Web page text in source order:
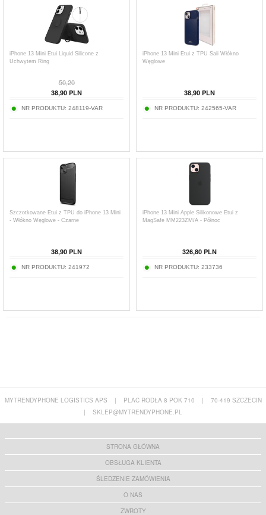
iPhone 13 Mini Etui Liquid Silicone z
Uchwytem Ring
50,20
38,90 PLN
NR PRODUKTU: 248119-VAR
iPhone 13 Mini Etui z TPU Saii Włókno
Węglowe
38,90 PLN
NR PRODUKTU: 242565-VAR
Szczotkowane Etui z TPU do iPhone 13 Mini
- Włókno Węglowe - Czarne
38,90 PLN
NR PRODUKTU: 241972
iPhone 13 Mini Apple Silikonowe Etui z
MagSafe MM223ZM/A - Północ
326,80 PLN
NR PRODUKTU: 233736
MYTRENDYPHONE LOGISTICS APS | PLAC RODŁA 8 POK 710 |
70-419 SZCZECIN
|
SKLEP@MYTRENDYPHONE.PL
STRONA GŁÓWNA
OBSŁUGA KLIENTA
ŚLEDZENIE ZAMÓWIENIA
O NAS
ZWROTY